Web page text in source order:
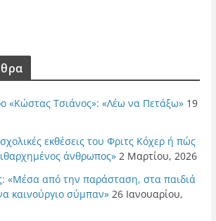
«Κώστας Τσιάνος»: «Λέω να Πετάξω» 19
εκθέσεις του Φριτς Κόχερ ή πώς
άνθρωπος» 2 Μαρτίου, 2026
«Μέσα από την παράσταση, στα παιδιά
καινούργιο σύμπαν» 26 Ιανουαρίου,